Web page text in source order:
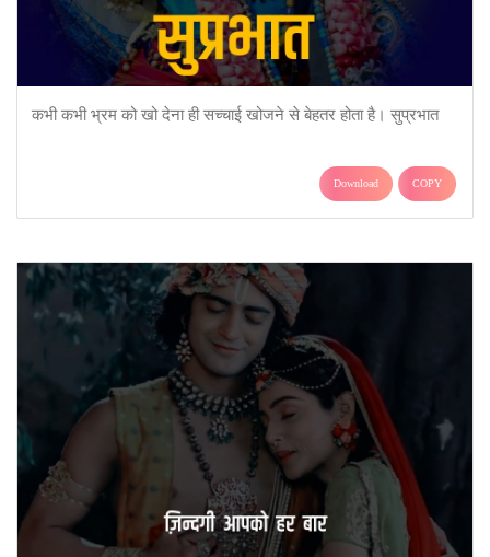
कभी कभी भ्रम को खो देना ही सच्चाई खोजने से बेहतर होता है। सुप्रभात
Download COPY